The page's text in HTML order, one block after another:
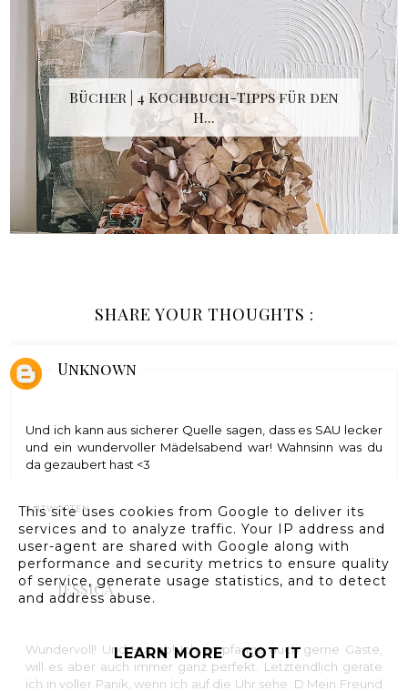
Bücher | 4 Kochbuch-Tipps für den
H...
SHARE YOUR THOUGHTS :
Unknown
Und ich kann aus sicherer Quelle sagen, dass es SAU lecker
und ein wundervoller Mädelsabend war! Wahnsinn was du
da gezaubert hast <3
ANTWORTEN
Jessica
Wundervoll! Und Hut ab! Ich empfange auch gerne Gäste,
will es aber auch immer ganz perfekt. Letztendlich gerate
ich in voller Panik, wenn ich auf die Uhr sehe :D Mein Freund
This site uses cookies from Google to deliver its
services and to analyze traffic. Your IP address and
user-agent are shared with Google along with
performance and security metrics to ensure quality
of service, generate usage statistics, and to detect
and address abuse.
LEARN MORE GOT IT